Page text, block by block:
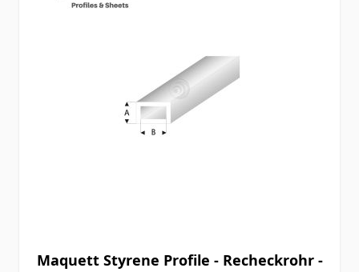
Maquett Styrene Profile - Recheckrohr -